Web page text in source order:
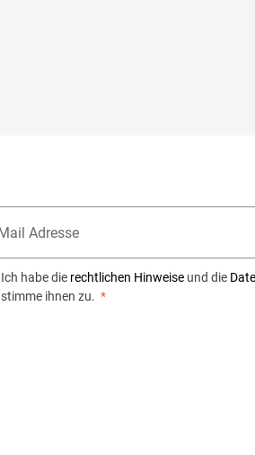
Ich habe die rechtlichen Hinweise und die
stimme ihnen zu. *